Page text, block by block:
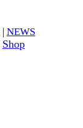
NEWS
Shop